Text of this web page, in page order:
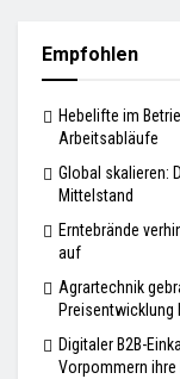
Empfohlen
Hebelifte im
Arbeitsabläufe
Global skalieren:
Mittelstand
Erntebrände
auf
Agrartechnik
Preisentwicklung
Digitaler B2B-
Vorpommern